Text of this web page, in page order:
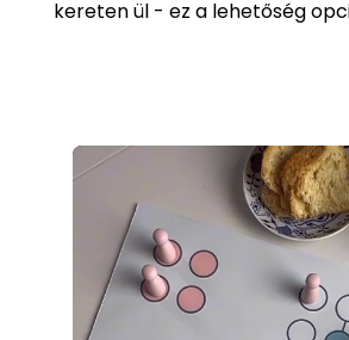
kereten ül - ez a lehetőség